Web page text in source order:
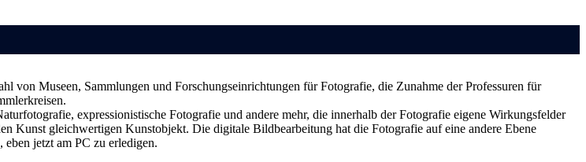
Museen, Sammlungen und Forschungseinrichtungen für Fotografie, die Zunahme der Professuren für
expressionistische Fotografie und andere mehr, die innerhalb der Fotografie eigene Wirkungsfelder
Kunst gleichwertigen Kunstobjekt. Die digitale Bildbearbeitung hat die Fotografie auf eine andere Ebene
jetzt am PC zu erledigen.